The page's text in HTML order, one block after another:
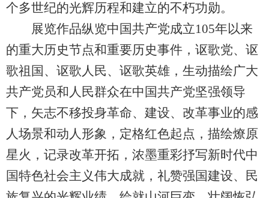
个多世纪的光辉历程和建立的不朽功勋。
展览作品纵览中国共产党成立105年以来
的重大历史节点和重要历史事件，讴歌党、讴
歌祖国、讴歌人民、讴歌英雄，生动描绘广大
共产党员和人民群众在中国共产党坚强领导
下，矢志不移投身革命、建设、改革事业的感
人场景和动人形象，定格红色起点，描绘燎原
星火，记录改革开拓，浓墨重彩抒写新时代中
国特色社会主义伟大成就，礼赞强国建设、民